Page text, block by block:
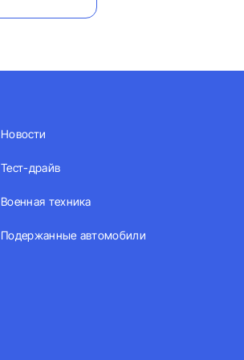
Новости
Тест-драйв
Военная техника
Подержанные автомобили